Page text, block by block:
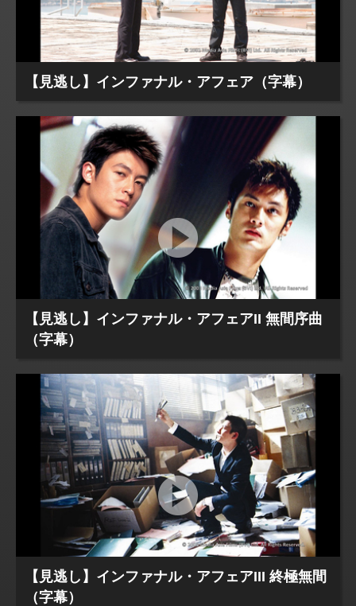
【見逃し】インファナル・アフェア（字幕）
【見逃し】インファナル・アフェアII 無間序曲
（字幕）
【見逃し】インファナル・アフェアIII 終極無間
（字幕）